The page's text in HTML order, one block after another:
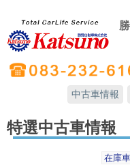
中古車情報
特選中古車情報
在庫